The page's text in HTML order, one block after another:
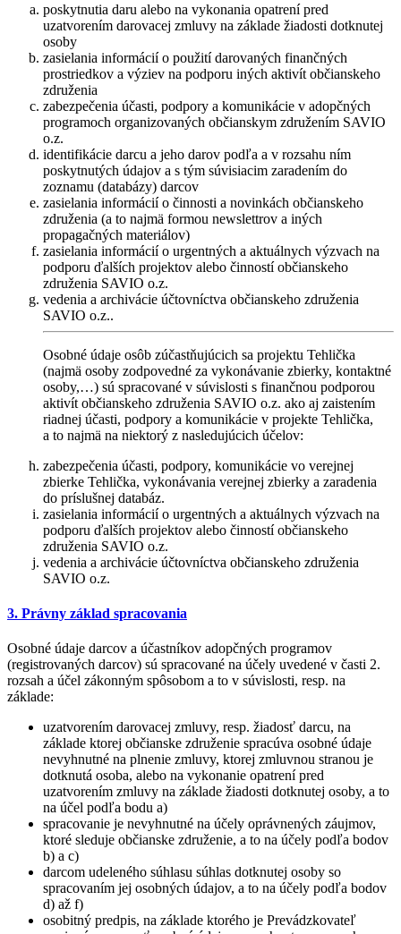
poskytnutia daru alebo na vykonania opatrení pred
uzatvorením darovacej zmluvy na základe žiadosti dotknutej
osoby
zasielania informácií o použití darovaných finančných
prostriedkov a výziev na podporu iných aktivít občianskeho
združenia
zabezpečenia účasti, podpory a komunikácie v adopčných
programoch organizovaných občianskym združením SAVIO
o.z.
identifikácie darcu a jeho darov podľa a v rozsahu ním
poskytnutých údajov a s tým súvisiacim zaradením do
zoznamu (databázy) darcov
zasielania informácií o činnosti a novinkách občianskeho
združenia (a to najmä formou newslettrov a iných
propagačných materiálov)
zasielania informácií o urgentných a aktuálnych výzvach na
podporu ďalších projektov alebo činností občianskeho
združenia SAVIO o.z.
vedenia a archivácie účtovníctva občianskeho združenia
SAVIO o.z..
Osobné údaje osôb zúčastňujúcich sa projektu Tehlička
(najmä osoby zodpovedné za vykonávanie zbierky, kontaktné
osoby,…) sú spracované v súvislosti s finančnou podporou
aktivít občianskeho združenia SAVIO o.z. ako aj zaistením
riadnej účasti, podpory a komunikácie v projekte Tehlička,
a to najmä na niektorý z nasledujúcich účelov:
zabezpečenia účasti, podpory, komunikácie vo verejnej
zbierke Tehlička, vykonávania verejnej zbierky a zaradenia
do príslušnej databáz.
zasielania informácií o urgentných a aktuálnych výzvach na
podporu ďalších projektov alebo činností občianskeho
združenia SAVIO o.z.
vedenia a archivácie účtovníctva občianskeho združenia
SAVIO o.z.
3. Právny základ spracovania
Osobné údaje darcov a účastníkov adopčných programov
(registrovaných darcov) sú spracované na účely uvedené v časti 2.
rozsah a účel zákonným spôsobom a to v súvislosti, resp. na
základe:
uzatvorením darovacej zmluvy, resp. žiadosť darcu, na
základe ktorej občianske združenie spracúva osobné údaje
nevyhnutné na plnenie zmluvy, ktorej zmluvnou stranou je
dotknutá osoba, alebo na vykonanie opatrení pred
uzatvorením zmluvy na základe žiadosti dotknutej osoby, a to
na účel podľa bodu a)
spracovanie je nevyhnutné na účely oprávnených záujmov,
ktoré sleduje občianske združenie, a to na účely podľa bodov
b) a c)
darcom udeleného súhlasu súhlas dotknutej osoby so
spracovaním jej osobných údajov, a to na účely podľa bodov
d) až f)
osobitný predpis, na základe ktorého je Prevádzkovateľ